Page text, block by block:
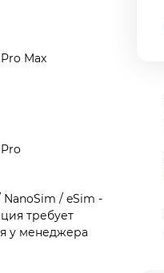
Max
NanoSim / eSim -
требует
у менеджера